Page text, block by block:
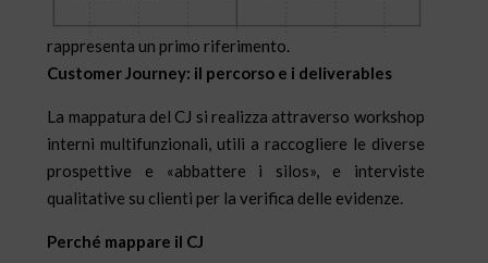
rappresenta un primo riferimento.
Customer Journey: il percorso e i deliverables
La mappatura del CJ si realizza attraverso workshop
interni multifunzionali, utili a raccogliere le diverse
prospettive e «abbattere i silos», e interviste
qualitative su clienti per la verifica delle evidenze.
Perché mappare il CJ